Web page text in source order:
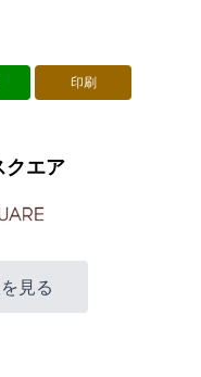
印刷
クエア
見る